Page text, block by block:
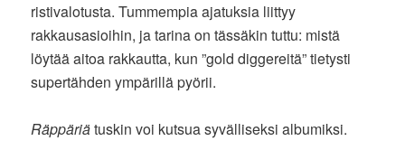
ristivalotusta. Tummempia ajatuksia liittyy
rakkausasioihin, ja tarina on tässäkin tuttu: mistä
löytää aitoa rakkautta, kun ”gold diggereitä” tietysti
supertähden ympärillä pyörii.
Räppäriätuskin voi kutsua syvälliseksi albumiksi.